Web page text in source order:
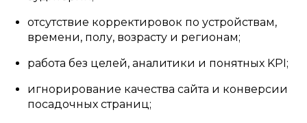
отсутствие корректировок по устройствам,
времени, полу, возрасту и регионам;
работа без целей, аналитики и понятных KPI;
игнорирование качества сайта и конверсии
посадочных страниц;